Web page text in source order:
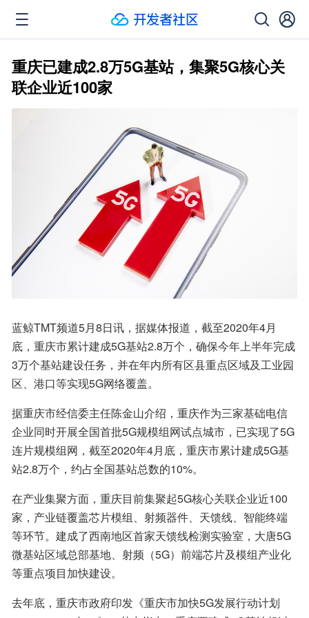
重庆已建成2.8万5G基站，集聚5G核心关
联企业近100家
蓝鲸TMT频道5月8日讯，据媒体报道，截至2020年4月
底，重庆市累计建成5G基站2.8万个，确保今年上半年完成
3万个基站建设任务，并在年内所有区县重点区域及工业园
区、港口等实现5G网络覆盖。
据重庆市经信委主任陈金山介绍，重庆作为三家基础电信
企业同时开展全国首批5G规模组网试点城市，已实现了5G
连片规模组网，截至2020年4月底，重庆市累计建成5G基
站2.8万个，约占全国基站总数的10%。
在产业集聚方面，重庆目前集聚起5G核心关联企业近100
家，产业链覆盖芯片模组、射频器件、天馈线、智能终端
等环节。建成了西南地区首家天馈线检测实验室，大唐5G
微基站区域总部基地、射频（5G）前端芯片及模组产业化
等重点项目加快建设。
去年底，重庆市政府印发《重庆市加快5G发展行动计划